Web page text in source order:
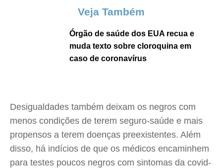
Veja Também
Órgão de saúde dos EUA recua e
muda texto sobre cloroquina em
caso de coronavírus
Desigualdades também deixam os negros com
menos condições de terem seguro-saúde e mais
propensos a terem doenças preexistentes. Além
disso, há indícios de que os médicos encaminhem
para testes poucos negros com sintomas da covid-